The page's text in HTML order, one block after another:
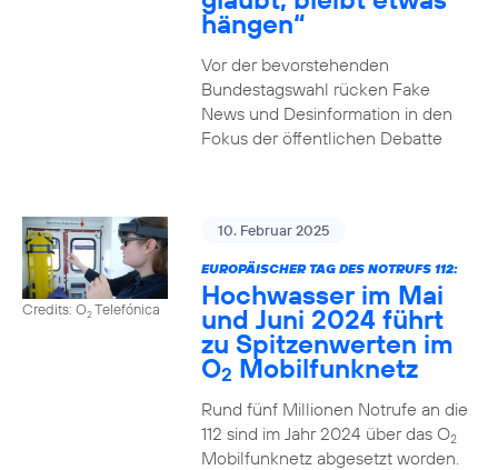
hängen“
Vor der bevorstehenden
Bundestagswahl rücken Fake
News und Desinformation in den
Fokus der öffentlichen Debatte
Credits: O2Telefónica
10. Februar 2025
EUROPÄISCHER TAG DES NOTRUFS 112:
Hochwasser im Mai
und Juni 2024 führt
zu Spitzenwerten im
O2 Mobilfunknetz
Rund fünf Millionen Notrufe an die
112 sind im Jahr 2024 über das O2
Mobilfunknetz abgesetzt worden.